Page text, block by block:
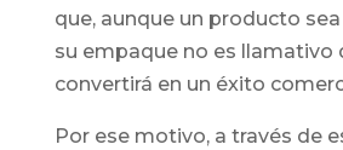
que, aunque un producto
su empaque no es llamativo
convertirá en un éxito
Por ese motivo, a través de